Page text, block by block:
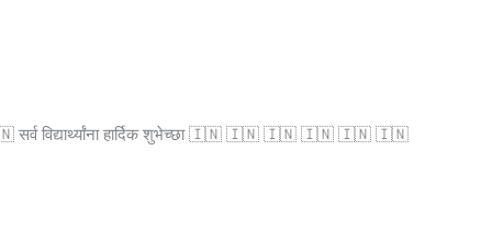
हार्दिक शुभेच्छा 🇮🇳 🇮🇳 🇮🇳 🇮🇳 🇮🇳 🇮🇳